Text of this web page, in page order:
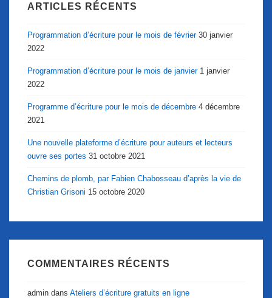
ARTICLES RÉCENTS
Programmation d’écriture pour le mois de février 30 janvier
2022
Programmation d’écriture pour le mois de janvier 1 janvier
2022
Programme d’écriture pour le mois de décembre 4 décembre
2021
Une nouvelle plateforme d’écriture pour auteurs et lecteurs
ouvre ses portes 31 octobre 2021
Chemins de plomb, par Fabien Chabosseau d’après la vie de
Christian Grisoni 15 octobre 2020
COMMENTAIRES RÉCENTS
admin dans Ateliers d’écriture gratuits en ligne